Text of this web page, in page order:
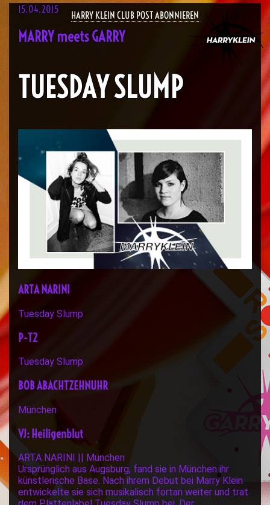
HARRY KLEIN CLUB POST ABONNIEREN
15.04.2015
MARRY meets GARRY
TUESDAY SLUMP
ARTA NARINI
Tuesday Slump
P-T2
Tuesday Slump
BOB ABACHTZEHNUHR
München
VJ: Heiligenblut
ARTA NARINI || München
Ursprünglich aus Augsburg, fand sie in München ihr
künstlerische Base. Nach ihrem Debut bei Marry Klein
entwickelte sie sich musikalisch fortan weiter und trat